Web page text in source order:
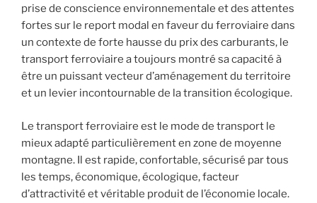
prise de conscience environnementale et des attentes
fortes sur le report modal en faveur du ferroviaire dans
un contexte de forte hausse du prix des carburants, le
transport ferroviaire a toujours montré sa capacité à
être un puissant vecteur d’aménagement du territoire
et un levier incontournable de la transition écologique.
Le transport ferroviaire est le mode de transport le
mieux adapté particulièrement en zone de moyenne
montagne. Il est rapide, confortable, sécurisé par tous
les temps, économique, écologique, facteur
d’attractivité et véritable produit de l’économie locale.